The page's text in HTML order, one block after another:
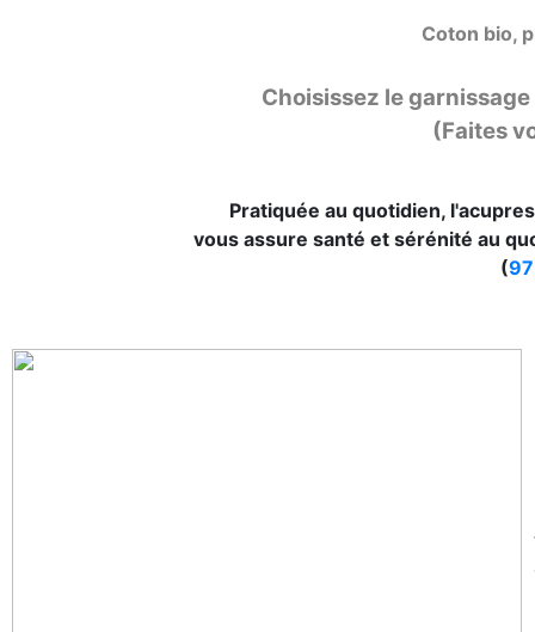
Coton bio,
Choisissez le
(Faites
Pratiquée au quotidien,
vous assure santé et sérénité au
(